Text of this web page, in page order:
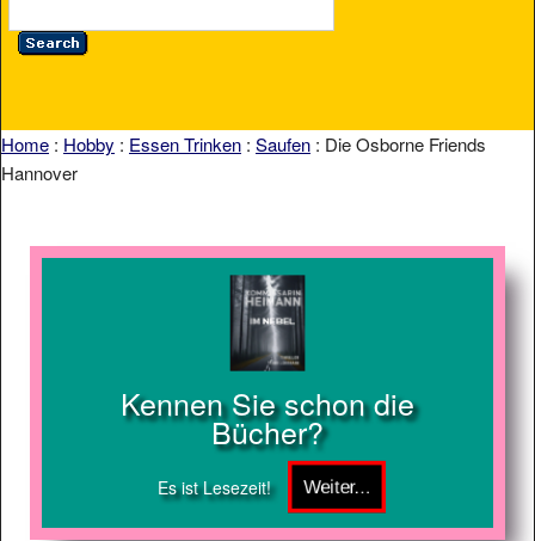
Home : Hobby : Essen Trinken : Saufen : Die Osborne Friends
Hannover
Kennen Sie schon die
Bücher?
Es ist Lesezeit!